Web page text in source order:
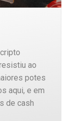
ao
potes
aqui, e em
de cash